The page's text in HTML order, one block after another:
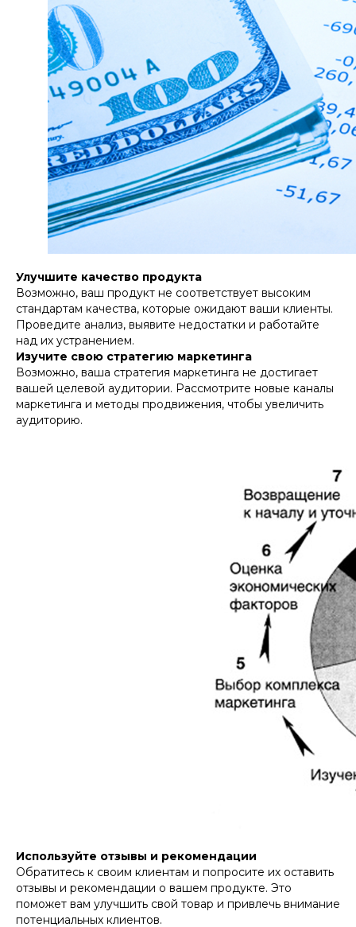
Улучшите качество продукта
Возможно, ваш продукт не соответствует высоким
стандартам качества, которые ожидают ваши клиенты.
Проведите анализ, выявите недостатки и работайте
над их устранением.
Изучите свою стратегию маркетинга
Возможно, ваша стратегия маркетинга не достигает
вашей целевой аудитории. Рассмотрите новые каналы
маркетинга и методы продвижения, чтобы увеличить
аудиторию.
Используйте отзывы и рекомендации
Обратитесь к своим клиентам и попросите их оставить
отзывы и рекомендации о вашем продукте. Это
поможет вам улучшить свой товар и привлечь внимание
потенциальных клиентов.